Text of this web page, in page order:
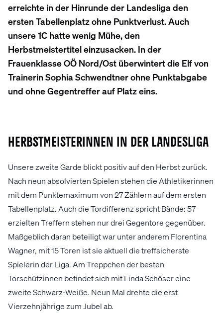
erreichte in der Hinrunde der Landesliga den
ersten Tabellenplatz ohne Punktverlust. Auch
unsere 1C hatte wenig Mühe, den
Herbstmeistertitel einzusacken. In der
Frauenklasse OÖ Nord/Ost überwintert die Elf von
Trainerin Sophia Schwendtner ohne Punktabgabe
und ohne Gegentreffer auf Platz eins.
Herbstmeisterinnen in der Landesliga
Unsere zweite Garde blickt positiv auf den Herbst zurück.
Nach neun absolvierten Spielen stehen die Athletikerinnen
mit dem Punktemaximum von 27 Zählern auf dem ersten
Tabellenplatz. Auch die Tordifferenz spricht Bände: 57
erzielten Treffern stehen nur drei Gegentore gegenüber.
Maßgeblich daran beteiligt war unter anderem Florentina
Wagner, mit 15 Toren ist sie aktuell die treffsicherste
Spielerin der Liga. Am Treppchen der besten
Torschützinnen befindet sich mit Linda Schöser eine
zweite Schwarz-Weiße. Neun Mal drehte die erst
Vierzehnjährige zum Jubel ab.